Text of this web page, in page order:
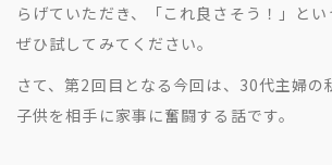
らげていただき、「これ良さそう！」とい
ぜひ試してみてください。
さて、第2回目となる今回は、30代主婦の
子供を相手に家事に奮闘する話です。